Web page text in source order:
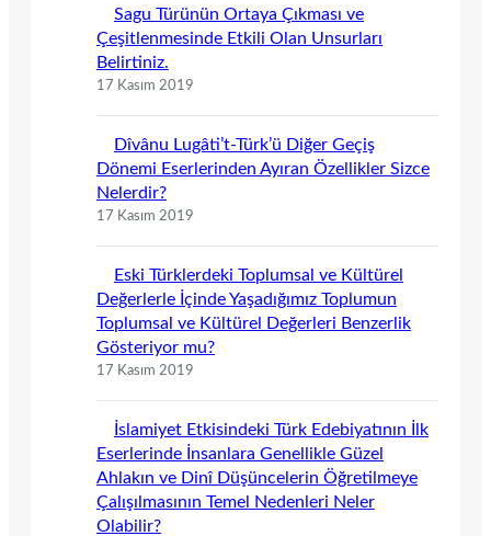
Sagu Türünün Ortaya Çıkması ve
Çeşitlenmesinde Etkili Olan Unsurları
Belirtiniz.
17 Kasım 2019
Dîvânu Lugâti’t-Türk’ü Diğer Geçiş
Dönemi Eserlerinden Ayıran Özellikler Sizce
Nelerdir?
17 Kasım 2019
Eski Türklerdeki Toplumsal ve Kültürel
Değerlerle İçinde Yaşadığımız Toplumun
Toplumsal ve Kültürel Değerleri Benzerlik
Gösteriyor mu?
17 Kasım 2019
İslamiyet Etkisindeki Türk Edebiyatının İlk
Eserlerinde İnsanlara Genellikle Güzel
Ahlakın ve Dinî Düşüncelerin Öğretilmeye
Çalışılmasının Temel Nedenleri Neler
Olabilir?